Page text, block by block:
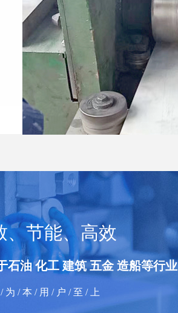
、节能、高效
石油 化工 建筑 五金 造船等行业
为 / 本 / 用 / 户 / 至 / 上